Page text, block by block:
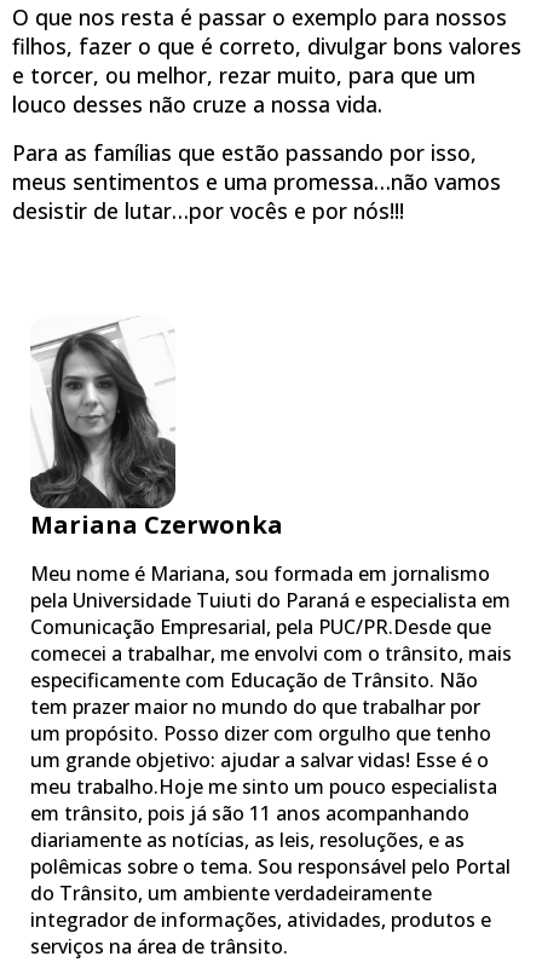
O que nos resta é passar o exemplo para nossos
filhos, fazer o que é correto, divulgar bons valores
e torcer, ou melhor, rezar muito, para que um
louco desses não cruze a nossa vida.
Para as famílias que estão passando por isso,
meus sentimentos e uma promessa…não vamos
desistir de lutar…por vocês e por nós!!!
Mariana Czerwonka
Meu nome é Mariana, sou formada em jornalismo
pela Universidade Tuiuti do Paraná e especialista em
Comunicação Empresarial, pela PUC/PR.Desde que
comecei a trabalhar, me envolvi com o trânsito, mais
especificamente com Educação de Trânsito. Não
tem prazer maior no mundo do que trabalhar por
um propósito. Posso dizer com orgulho que tenho
um grande objetivo: ajudar a salvar vidas! Esse é o
meu trabalho.Hoje me sinto um pouco especialista
em trânsito, pois já são 11 anos acompanhando
diariamente as notícias, as leis, resoluções, e as
polêmicas sobre o tema. Sou responsável pelo Portal
do Trânsito, um ambiente verdadeiramente
integrador de informações, atividades, produtos e
serviços na área de trânsito.